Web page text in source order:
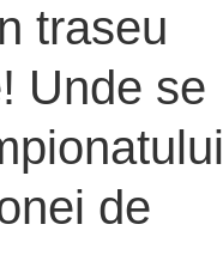
traseu
Unde se
de